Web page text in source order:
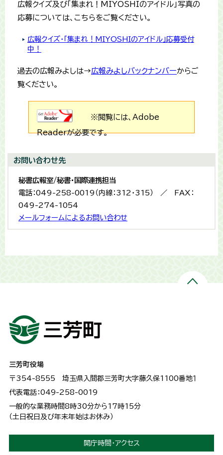
広報クイズ及び「集まれ！MIYOSHIのアイドル」写真の
応募については、こちらをご覧ください。
広報クイズ・「集まれ！MIYOSHIのアイドル」応募受付
中！
過去の広報みよしは→広報みよしバックナンバーからご
覧ください。
※閲覧には、Adobe
Readerが必要です。
お問い合わせ先
秘書広報室/秘書・国際連携担当
電話：049-258-0019（内線：312・315） ／ FAX：
049-274-1054
メールフォームによるお問い合わせ
三芳町役場
〒354-8555 埼玉県入間郡三芳町大字藤久保1100番地１
代表電話：049-258-0019
一般的な業務時間8時30分から17時15分
（土日祝日及び年末年始はお休み）
開庁時間・アクセス